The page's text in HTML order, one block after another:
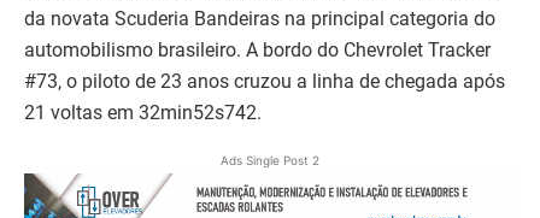
da novata Scuderia Bandeiras na principal categoria do
automobilismo brasileiro. A bordo do Chevrolet Tracker
#73, o piloto de 23 anos cruzou a linha de chegada após
21 voltas em 32min52s742.
Ads Single Post 2